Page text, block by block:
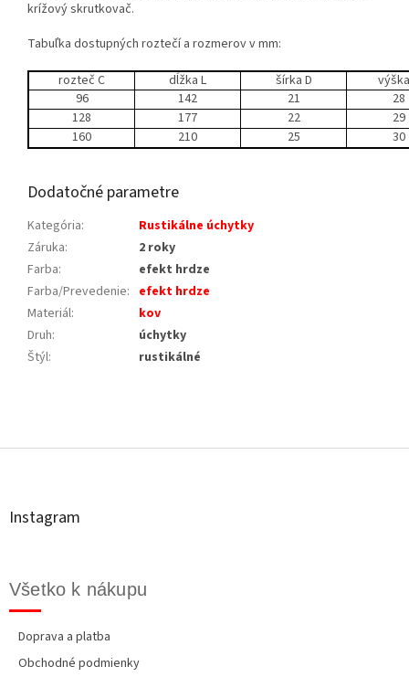
krížový skrutkovač.
Tabuľka dostupných roztečí a rozmerov v mm:
rozteč C
dĺžka L šírka D
96
142 21
28
128
177 22
29
160
210 25 30
Dodatočné parametre
Kategória:
Rustikálne úchytky
Záruka:
2 roky
Farba:
efekt hrdze
Farba/Prevedenie: efekt hrdze
Materiál:
kov
Druh:
úchytky
Štýl: rustikálné
á
Instagram
Všetko k nákupu
Doprava a platba
Obchodné podmienky